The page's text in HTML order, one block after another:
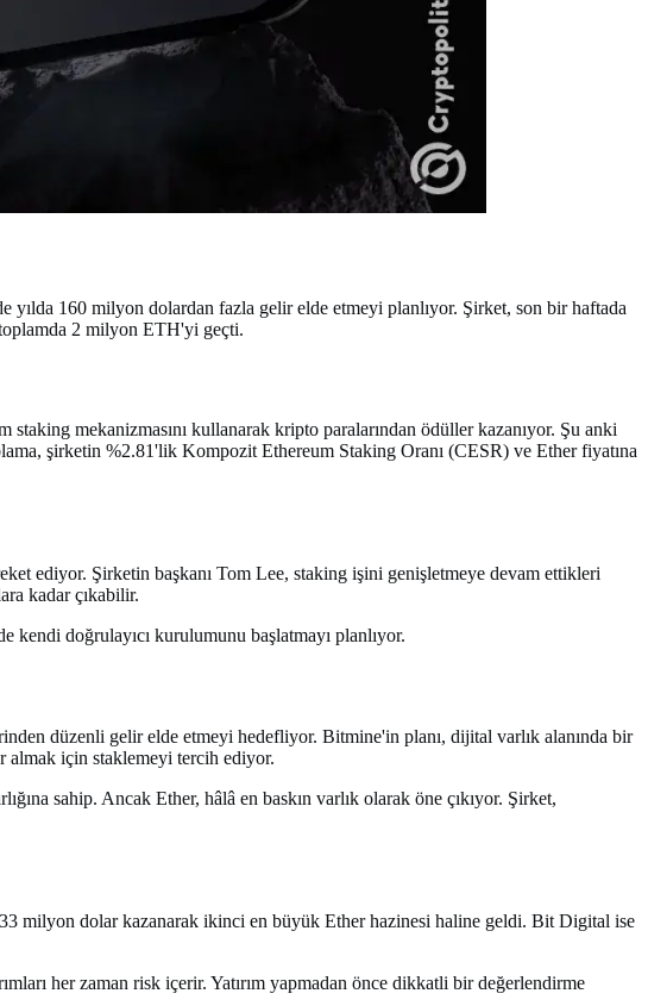
160 milyon dolardan fazla gelir elde etmeyi planlıyor. Şirket, son bir haftada
2 milyon ETH'yi geçti.
mekanizmasını kullanarak kripto paralarından ödüller kazanıyor. Şu anki
şirketin %2.81'lik Kompozit Ethereum Staking Oranı (CESR) ve Ether fiyatına
ediyor. Şirketin başkanı Tom Lee, staking işini genişletmeye devam ettikleri
kadar çıkabilir.
doğrulayıcı kurulumunu başlatmayı planlıyor.
düzenli gelir elde etmeyi hedefliyor. Bitmine'in planı, dijital varlık alanında bir
almak için staklemeyi tercih ediyor.
sahip. Ancak Ether, hâlâ en baskın varlık olarak öne çıkıyor. Şirket,
milyon dolar kazanarak ikinci en büyük Ether hazinesi haline geldi. Bit Digital ise
her zaman risk içerir. Yatırım yapmadan önce dikkatli bir değerlendirme